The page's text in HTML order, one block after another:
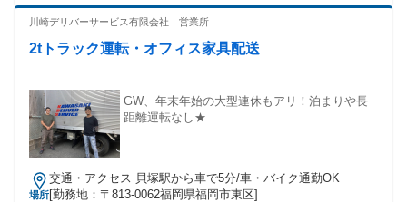
で全額支給します。 ★試用期間：１か月（労働条件は同条
件）
川崎デリバーサービス有限会社 営業所
2tトラック運転・オフィス家具配送
GW、年末年始の大型連休もアリ！泊まりや長
距離運転なし★
場所
交通・アクセス 貝塚駅から車で5分/車・バイク通勤OK
[勤務地：〒813-0062福岡県福岡市東区]